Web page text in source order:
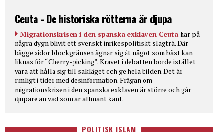
Ceuta - De historiska rötterna är djupa
Migrationskrisen i den spanska exklaven Ceuta har på
några dygn blivit ett svenskt inrikespolitiskt slagträ. Där
bägge sidor blockgränsen ägnar sig åt något som bäst kan
liknas för “Cherry-picking”. Kravet i debatten borde istället
vara att hålla sig till sakläget och ge hela bilden. Det är
rimligt i tider med desinformation. Frågan om
migrationskrisen i den spanska exklaven är större och går
djupare än vad som är allmänt känt.
POLITISK ISLAM